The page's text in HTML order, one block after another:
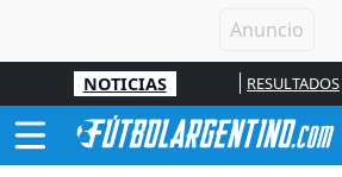
NOTICIAS RESULTADOS